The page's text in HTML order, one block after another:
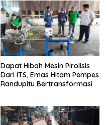
Penipuan Dari Jaringan
Pemasok PT. DAB
Dapat Hibah Mesin Pirolisis
Dari ITS, Emas Hitam Pempes
Randupitu Bertransformasi